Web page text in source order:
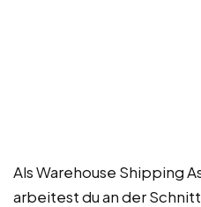
Als Warehouse Shipping
arbeitest du an der